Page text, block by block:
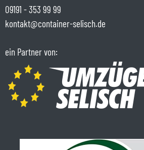
09191 - 353 99 99
kontakt@container-selisch.de
ein Partner von: